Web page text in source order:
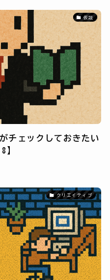
仮説
チェックしておきたい
】
クリエイティブ